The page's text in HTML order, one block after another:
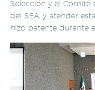
Selección y el Comité
del SEA, y atender
hizo patente durante